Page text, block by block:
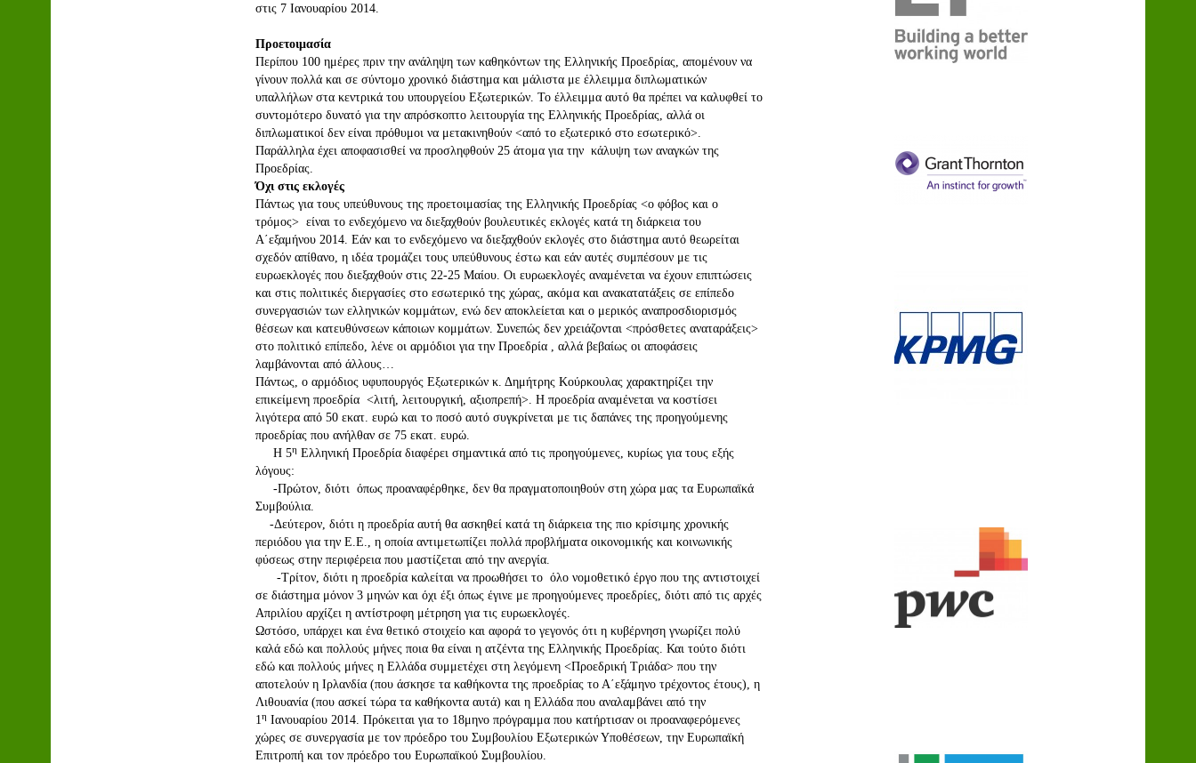
στις 7 Ιανουαρίου 2014.
Προετοιμασία
Περίπου 100 ημέρες πριν την ανάληψη των καθηκόντων της Ελληνικής Προεδρίας, απομένουν να
γίνουν πολλά και σε σύντομο χρονικό διάστημα και μάλιστα με έλλειμμα διπλωματικών
υπαλλήλων στα κεντρικά του υπουργείου Εξωτερικών. Το έλλειμμα αυτό θα πρέπει να καλυφθεί το
συντομότερο δυνατό για την απρόσκοπτο λειτουργία της Ελληνικής Προεδρίας, αλλά οι
διπλωματικοί δεν είναι πρόθυμοι να μετακινηθούν <από το εξωτερικό στο εσωτερικό>.
Παράλληλα έχει αποφασισθεί να προσληφθούν 25 άτομα για την κάλυψη των αναγκών της
Προεδρίας.
Όχι στις εκλογές
Πάντως για τους υπεύθυνους της προετοιμασίας της Ελληνικής Προεδρίας <ο φόβος και ο
τρόμος> είναι το ενδεχόμενο να διεξαχθούν βουλευτικές εκλογές κατά τη διάρκεια του
Α΄εξαμήνου 2014. Εάν και το ενδεχόμενο να διεξαχθούν εκλογές στο διάστημα αυτό θεωρείται
σχεδόν απίθανο, η ιδέα τρομάζει τους υπεύθυνους έστω και εάν αυτές συμπέσουν με τις
ευρωεκλογές που διεξαχθούν στις 22-25 Μαίου. Οι ευρωεκλογές αναμένεται να έχουν επιπτώσεις
και στις πολιτικές διεργασίες στο εσωτερικό της χώρας, ακόμα και ανακατατάξεις σε επίπεδο
συνεργασιών των ελληνικών κομμάτων, ενώ δεν αποκλείεται και ο μερικός αναπροσδιορισμός
θέσεων και κατευθύνσεων κάποιων κομμάτων. Συνεπώς δεν χρειάζονται <πρόσθετες αναταράξεις>
στο πολιτικό επίπεδο, λένε οι αρμόδιοι για την Προεδρία , αλλά βεβαίως οι αποφάσεις
λαμβάνονται από άλλους…
Πάντως, ο αρμόδιος υφυπουργός Εξωτερικών κ. Δημήτρης Κούρκουλας χαρακτηρίζει την
επικείμενη προεδρία <λιτή, λειτουργική, αξιοπρεπή>. Η προεδρία αναμένεται να κοστίσει
λιγότερα από 50 εκατ. ευρώ και το ποσό αυτό συγκρίνεται με τις δαπάνες της προηγούμενης
προεδρίας που ανήλθαν σε 75 εκατ. ευρώ.
Η 5η Ελληνική Προεδρία διαφέρει σημαντικά από τις προηγούμενες, κυρίως για τους εξής
λόγους:
-Πρώτον, διότι όπως προαναφέρθηκε, δεν θα πραγματοποιηθούν στη χώρα μας τα Ευρωπαϊκά
Συμβούλια.
-Δεύτερον, διότι η προεδρία αυτή θα ασκηθεί κατά τη διάρκεια της πιο κρίσιμης χρονικής
περιόδου για την Ε.Ε., η οποία αντιμετωπίζει πολλά προβλήματα οικονομικής και κοινωνικής
φύσεως στην περιφέρεια που μαστίζεται από την ανεργία.
-Τρίτον, διότι η προεδρία καλείται να προωθήσει το όλο νομοθετικό έργο που της αντιστοιχεί
σε διάστημα μόνον 3 μηνών και όχι έξι όπως έγινε με προηγούμενες προεδρίες, διότι από τις αρχές
Απριλίου αρχίζει η αντίστροφη μέτρηση για τις ευρωεκλογές.
Ωστόσο, υπάρχει και ένα θετικό στοιχείο και αφορά το γεγονός ότι η κυβέρνηση γνωρίζει πολύ
καλά εδώ και πολλούς μήνες ποια θα είναι η ατζέντα της Ελληνικής Προεδρίας. Και τούτο διότι
εδώ και πολλούς μήνες η Ελλάδα συμμετέχει στη λεγόμενη <Προεδρική Τριάδα> που την
αποτελούν η Ιρλανδία (που άσκησε τα καθήκοντα της προεδρίας το Α΄εξάμηνο τρέχοντος έτους), η
Λιθουανία (που ασκεί τώρα τα καθήκοντα αυτά) και η Ελλάδα που αναλαμβάνει από την
1η Ιανουαρίου 2014. Πρόκειται για το 18μηνο πρόγραμμα που κατήρτισαν οι προαναφερόμενες
χώρες σε συνεργασία με τον πρόεδρο του Συμβουλίου Εξωτερικών Υποθέσεων, την Ευρωπαϊκή
Επιτροπή και τον πρόεδρο του Ευρωπαϊκού Συμβουλίου.